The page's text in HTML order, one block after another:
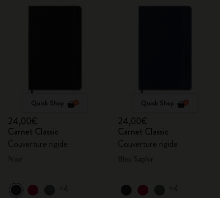
Quick Shop
24,00€
Carnet Classic
Couverture rigide
+4
Quick Shop
24,00€
Carnet Classic
Couverture rigide
+4